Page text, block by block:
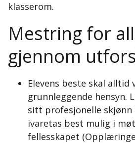
klasserom.
Mestring for
gjennom
Elevens beste skal alltid
grunnleggende hensyn.
sitt profesjonelle skjønn
ivaretas best mulig i
fellesskapet